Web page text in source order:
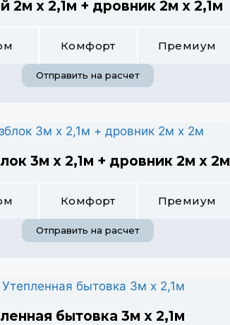
2м х 2,1м + дровник 2м х 2,1м
Комфорт Премиум
Отправить на расчет
3м х 2,1м + дровник 2м х 2м
Комфорт Премиум
Отправить на расчет
бытовка 3м х 2,1м